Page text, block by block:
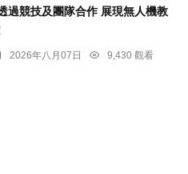
過競技及團隊合作 展現無人機教
2026年八月07日
9,430 觀看